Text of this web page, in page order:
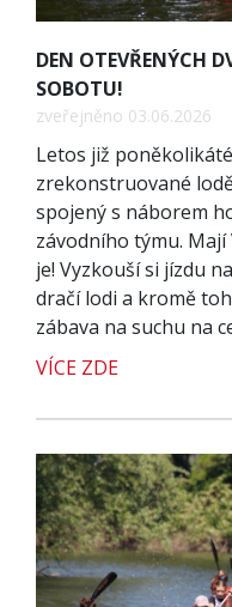
DEN OTEVŘENÝCH
SOBOTU!
zveřejněno 03.06.2026
Letos již
zrekonstruované
spojený s náborem
závodního týmu. Mají
je! Vyzkouší si jízdu
dračí lodi a kromě
zábava na suchu na
VÍCE ZDE